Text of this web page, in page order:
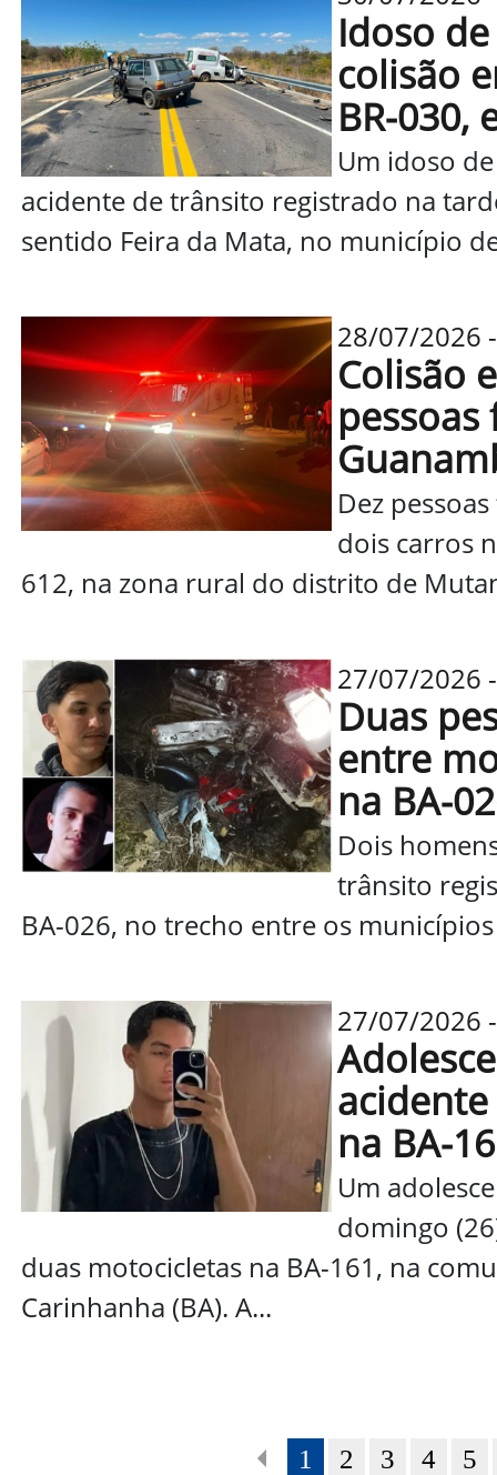
Idoso
colisão
BR-030,
Um idoso
acidente de trânsito registrado na
sentido Feira da Mata, no município
28/07/2026
Colisão
pessoas
Dez
dois carros
612, na zona rural do distrito de
27/07/2026
Duas
entre
na BA-
Dois
trânsito
BA-026, no trecho entre os
27/07/2026
na BA-
Um
domingo
duas motocicletas na BA-161, na
Carinhanha (BA). A...
1 2 3 4 5